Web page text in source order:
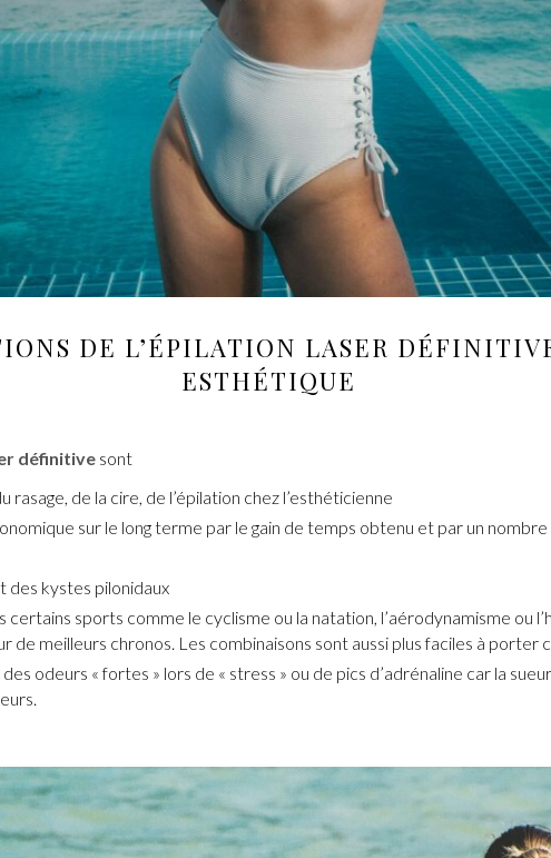
DE L’ÉPILATION LASER DÉFINITIV
ESTHÉTIQUE
définitive sont
rasage, de la cire, de l’épilation chez l’esthéticienne
sur le long terme par le gain de temps obtenu et par un nombre
des kystes pilonidaux
certains sports comme le cyclisme ou la natation, l’aérodynamisme ou
meilleurs chronos. Les combinaisons sont aussi plus faciles à porter
odeurs « fortes » lors de « stress » ou de pics d’adrénaline car la